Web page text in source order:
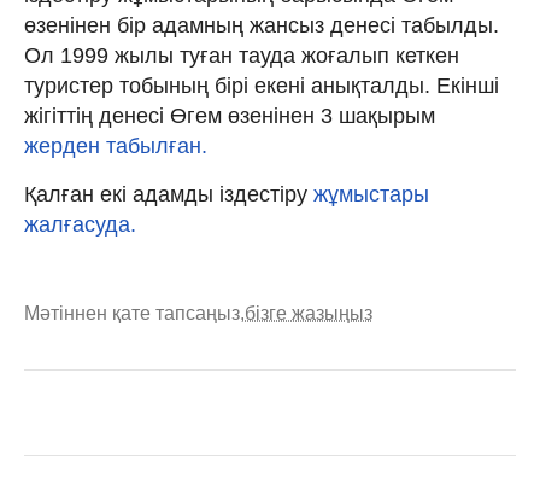
өзенінен бір адамның жансыз денесі табылды.
Ол 1999 жылы туған тауда жоғалып кеткен
туристер тобының бірі екені анықталды. Екінші
жігіттің денесі Өгем өзенінен 3 шақырым
жерден табылған.
Қалған екі адамды іздестіру жұмыстары
жалғасуда.
Мәтіннен қате тапсаңыз,бізге жазыңыз